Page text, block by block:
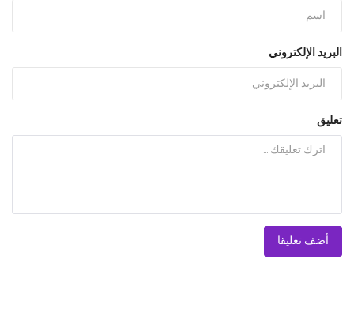
البريد الإلكتروني
تعليق
أضف تعليقا